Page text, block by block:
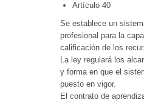
Artículo 40
Se establece un
profesional para la
calificación de los
La ley regulará los
y forma en que el
puesto en vigor.
El contrato de